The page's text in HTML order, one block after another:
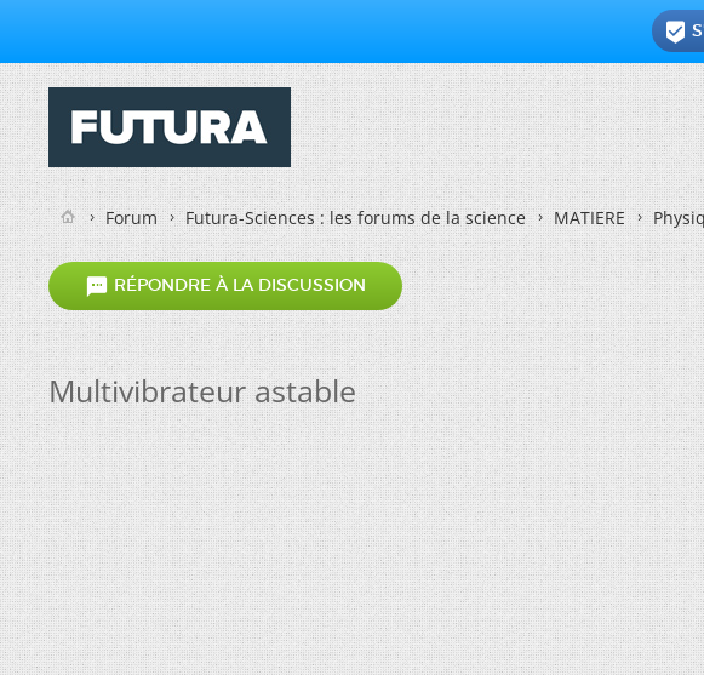

Forum Futura-Sciences : les forums de la science MATIERE
 RÉPONDRE À LA DISCUSSION
Multivibrateur astable